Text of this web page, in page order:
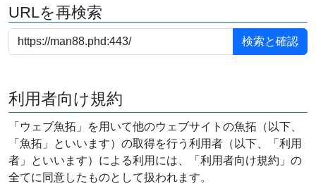
URLを再検索
利用者向け規約
「ウェブ魚拓」を用いて他のウェブサイトの魚拓（以下、
「魚拓」といいます）の取得を行う利用者（以下、「利用
者」といいます）による利用には、「利用者向け規約」の
全てに同意したものとして扱われます。